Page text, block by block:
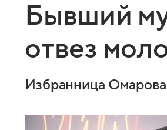
Бывший
отвез
Избранница Омарова